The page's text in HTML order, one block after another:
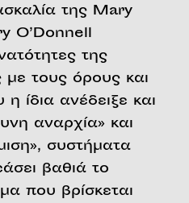
της Mary
O’Donnell
της
τους όρους και
η ίδια ανέδειξε και
αναρχία» και
συστήματα
βαθιά το
που βρίσκεται